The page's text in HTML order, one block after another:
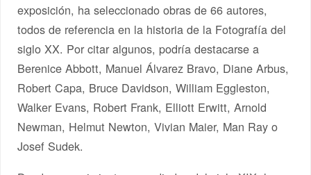
exposición, ha seleccionado obras de 66 autores,
todos de referencia en la historia de la Fotografía del
siglo XX. Por citar algunos, podría destacarse a
Berenice Abbott, Manuel Álvarez Bravo, Diane Arbus,
Robert Capa, Bruce Davidson, William Eggleston,
Walker Evans, Robert Frank, Elliott Erwitt, Arnold
Newman, Helmut Newton, Vivian Maier, Man Ray o
Josef Sudek.